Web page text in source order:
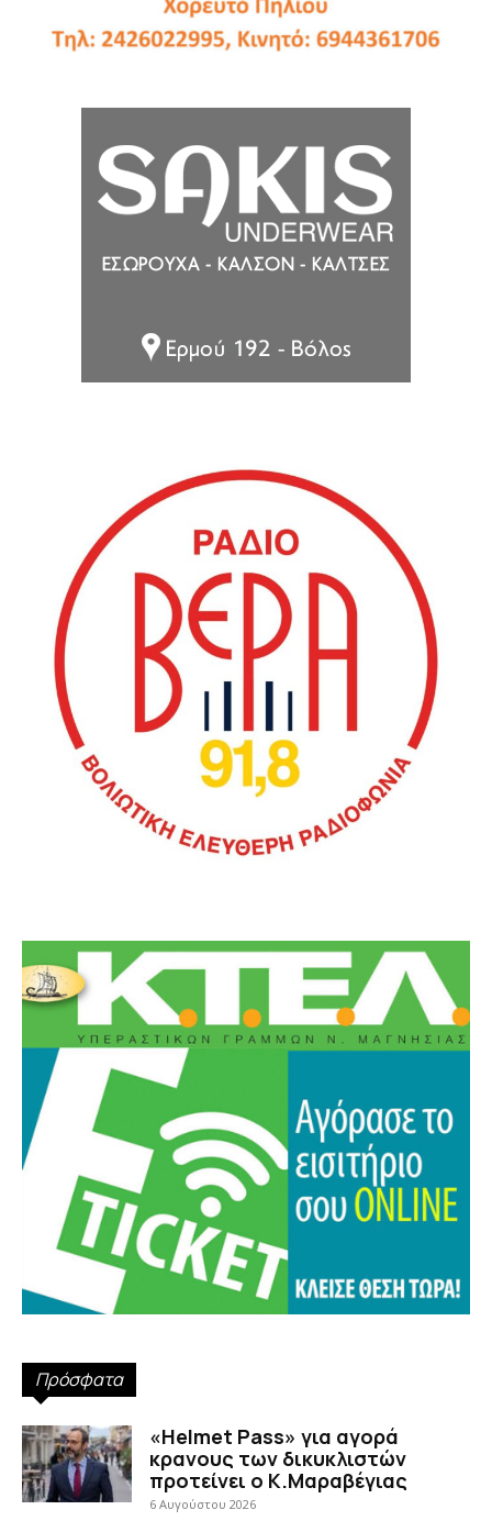
Πρόσφατα
«Helmet Pass» για αγορά
κρανους των δικυκλιστών
προτείνει ο Κ.Μαραβέγιας
6 Αυγούστου 2026